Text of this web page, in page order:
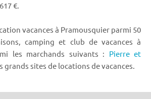
€.
vacances à Pramousquier parmi 50
camping et club de vacances à
les marchands suivants : Pierre et
grands sites de locations de vacances.